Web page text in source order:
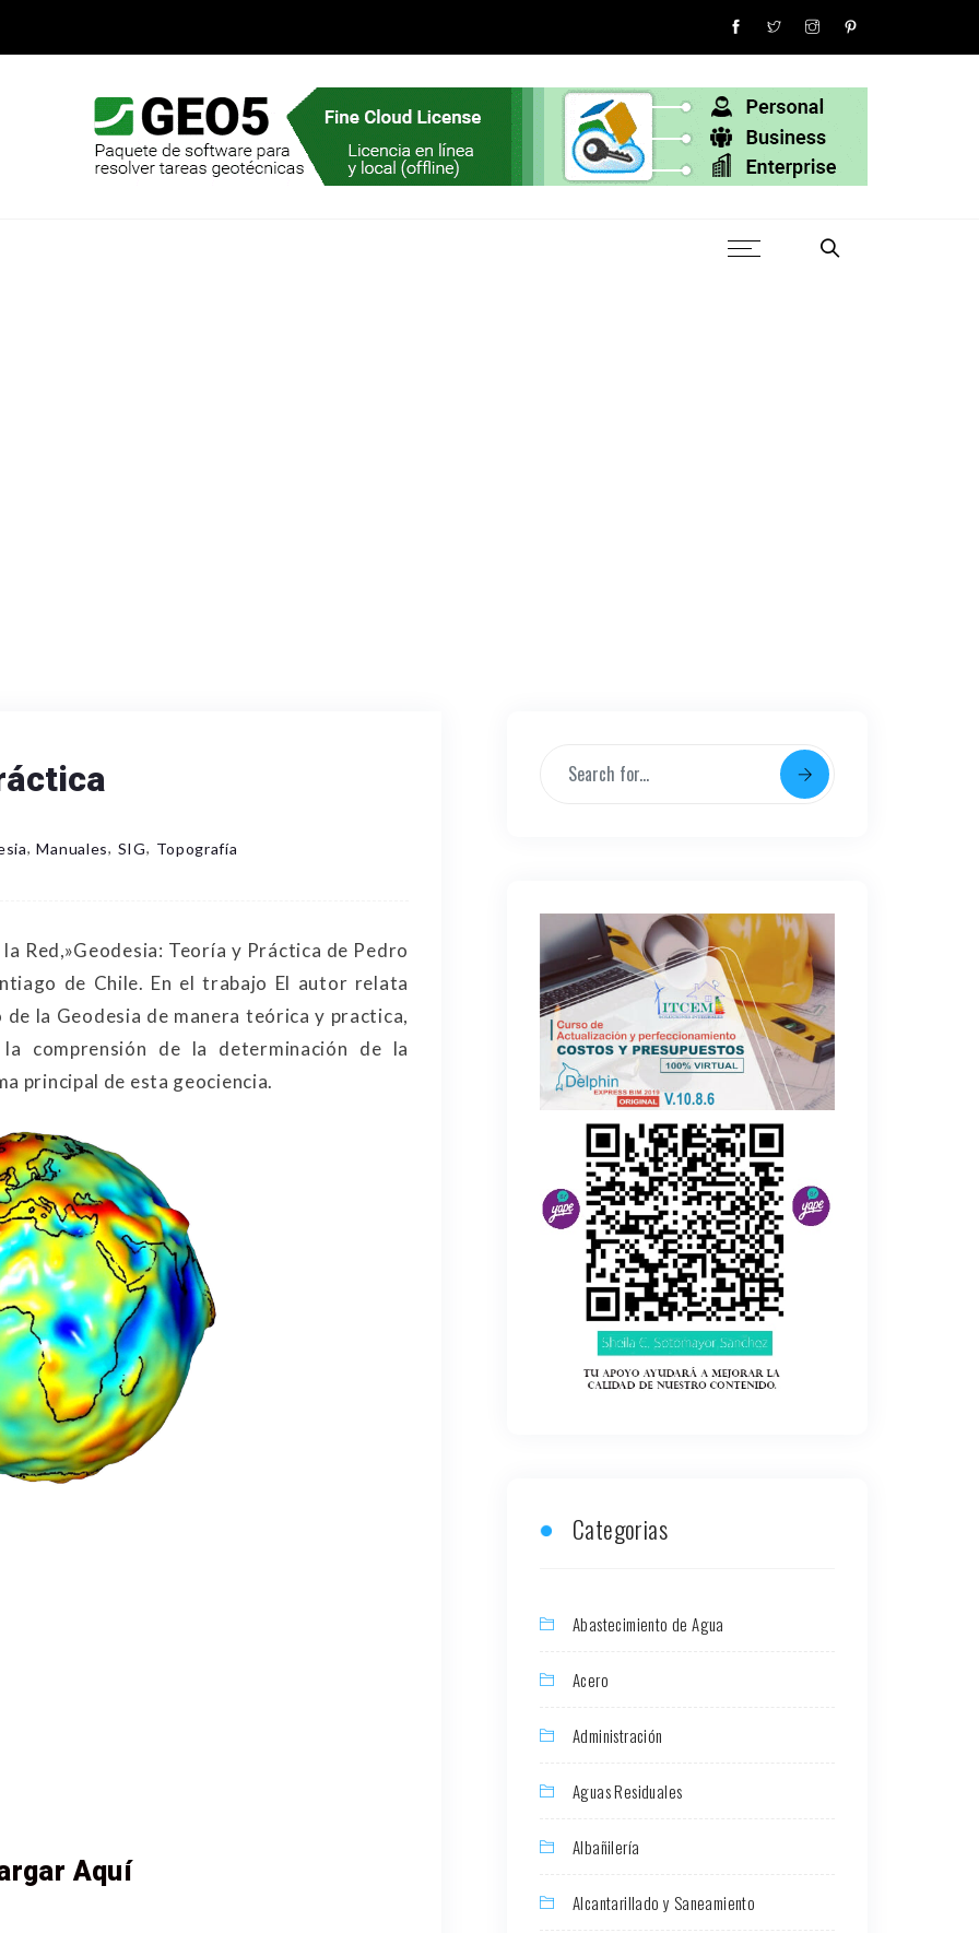
, Manuales, SIG, Topografía
Red,»Geodesia: Teoría y Práctica de Pedro
de Chile. En el trabajo El autor relata
la Geodesia de manera teórica y practica,
comprensión de la determinación de la
principal de esta geociencia.
Aquí
Categorias
Abastecimiento de Agua
Acero
Administración
Aguas Residuales
Albañilería
Alcantarillado y Saneamiento